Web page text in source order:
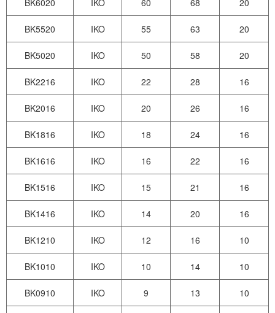
BK6020 IKO 60 68 20
BK5520 IKO 55 63 20
BK5020 IKO 50 58 20
BK2216 IKO 22 28 16
BK2016 IKO 20 26 16
BK1816 IKO 18 24 16
BK1616 IKO 16 22 16
BK1516 IKO 15 21 16
BK1416 IKO 14 20 16
BK1210 IKO 12 16 10
BK1010 IKO 10 14 10
BK0910 IKO 9 13 10